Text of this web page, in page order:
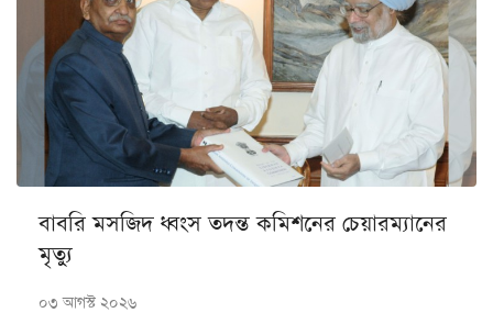
বাবরি মসজিদ ধ্বংস তদন্ত কমিশনের চেয়ারম্যানের
মৃত্যু
০৩ আগস্ট ২০২৬